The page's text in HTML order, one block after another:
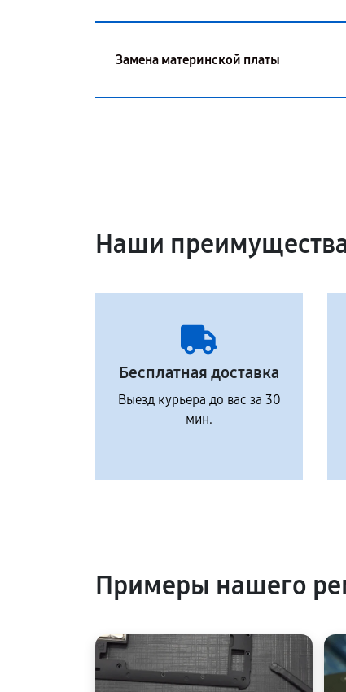
Замена материнской платы
Наши
Бесплатная доставка
Выезд курьера до вас за 30
мин.
Примеры нашего